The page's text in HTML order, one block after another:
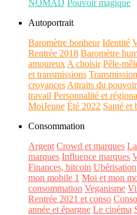
NOMAD Pouvoir magique
Autoportrait
Baromètre bonheur Identité
Rentrée 2018 Baromètre
amoureux A choisir Pêle-
et transmissions
croyances Attraits du pouvoir
travail Personnalité et
MoiJeune Été 2022 Santé et
Consommation
Argent Crowd et marques
marques Influence marques
Finances, bitcoin Ubérisation
mon mobile 1 Moi et mon
consommation Veganisme
Rentrée 2021 et conso
année et épargne Le cinéma